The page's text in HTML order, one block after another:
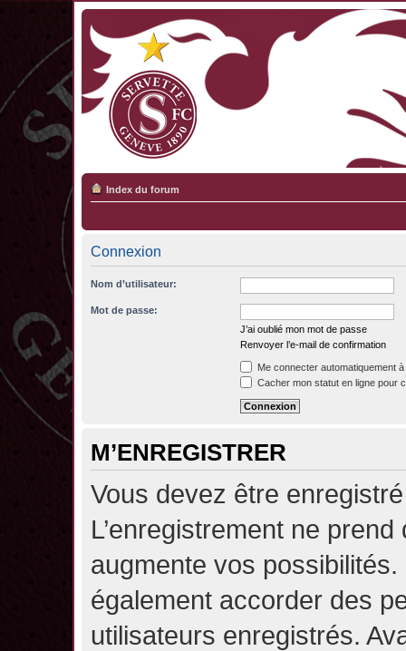
Index du forum
Connexion
Nom d’utilisateur:
Mot de passe:
J’ai oublié mon mot de passe
Renvoyer l’e-mail de confirmation
Me connecter automatiquement
Cacher mon statut en ligne pour
M’ENREGISTRER
Vous devez être
L’enregistrement ne
augmente vos possibilités.
également accorder des
utilisateurs enregistrés.